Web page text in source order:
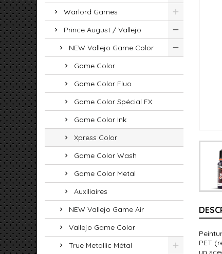
Warlord Games
Prince August / Vallejo
NEW Vallejo Game Color
Game Color
Game Color Fluo
Game Color Spécial FX
Game Color Ink
Xpress Color
Game Color Wash
Game Color Metal
Auxiliaires
NEW Vallejo Game Air
Vallejo Game Color
True Metallic Métal
PET
un